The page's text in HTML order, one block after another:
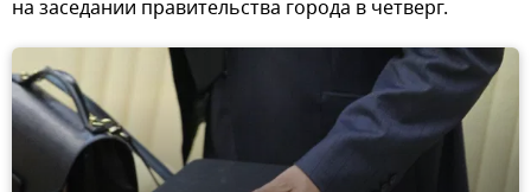
на заседании правительства города в четверг.